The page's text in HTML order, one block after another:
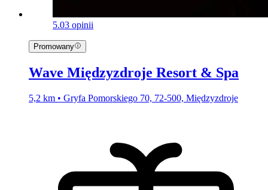
5.03 opinii
Promowany
Wave Międzyzdroje Resort & Spa
5,2 km • Gryfa Pomorskiego 70, 72-500, Międzyzdroje